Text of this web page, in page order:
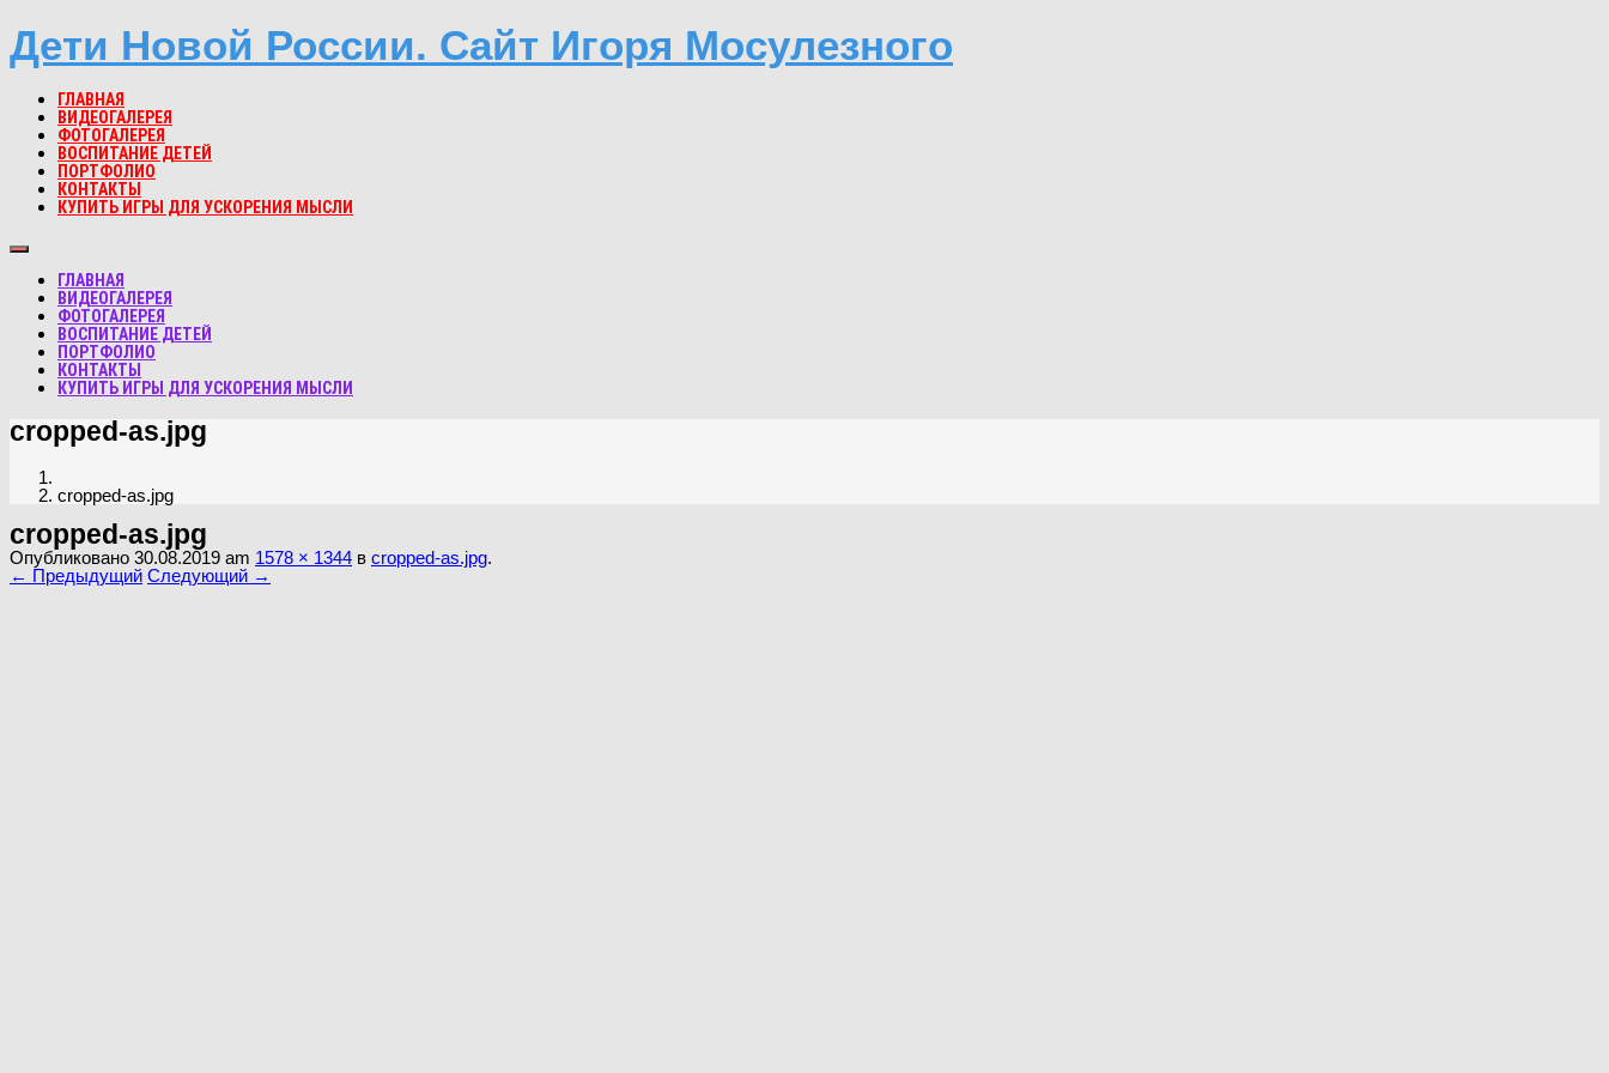
Дети Новой России. Сайт Игоря Мосулезного
ГЛАВНАЯ
ВИДЕОГАЛЕРЕЯ
ФОТОГАЛЕРЕЯ
ВОСПИТАНИЕ ДЕТЕЙ
ПОРТФОЛИО
КОНТАКТЫ
КУПИТЬ ИГРЫ ДЛЯ УСКОРЕНИЯ МЫСЛИ
ГЛАВНАЯ
ВИДЕОГАЛЕРЕЯ
ФОТОГАЛЕРЕЯ
ВОСПИТАНИЕ ДЕТЕЙ
ПОРТФОЛИО
КОНТАКТЫ
КУПИТЬ ИГРЫ ДЛЯ УСКОРЕНИЯ МЫСЛИ
cropped-as.jpg
cropped-as.jpg
cropped-as.jpg
Опубликовано 30.08.2019 am 1578 × 1344 в cropped-as.jpg.
← Предыдущий Следующий →